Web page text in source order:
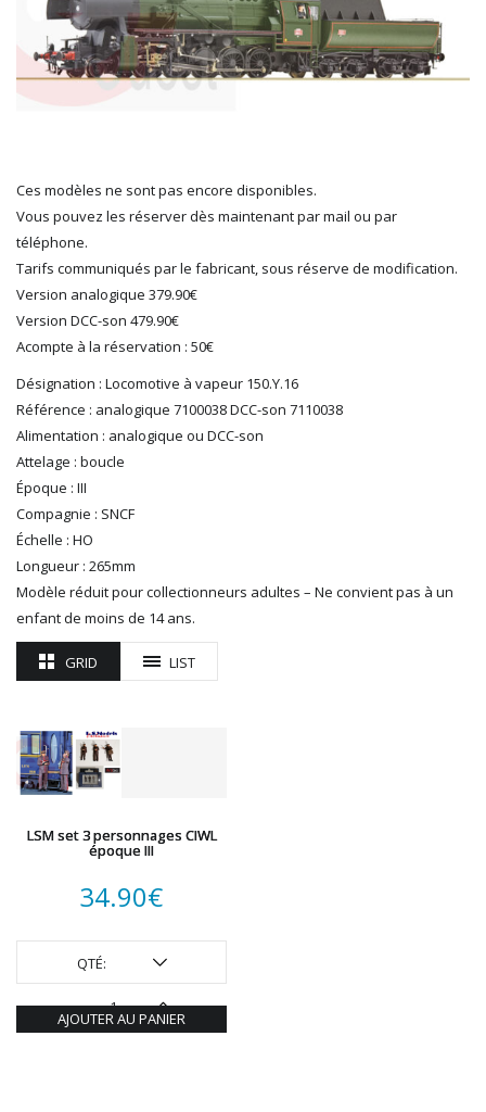
HERKAT
HUMBROL
ITALERI
JOUEF
MAKETTE
MARLKIN
MKD
NOREV
NOVATEUR MODELES
PECO
PG mini
PIKO
PN SUD MODELISME
PREISER
PRINCE AUGUST
R37
REDUTEX
REE
RÉGIONS ET COMPAGNIES
ROCO
ROTOMAGUS
ROUTE 87
SAI
TORTOISE
TRAINS OUEST
Trains-O-Matic
VIESSMANN
WOODLAND SCENICS
Ces modèles ne sont pas encore disponibles.
Vous pouvez les réserver dès maintenant par mail ou par
téléphone.
Tarifs communiqués par le fabricant, sous réserve de modification.
Version analogique 379.90€
Version DCC-son 479.90€
Acompte à la réservation : 50€
Désignation : Locomotive à vapeur 150.Y.16
Référence : analogique 7100038 DCC-son 7110038
Alimentation : analogique ou DCC-son
Attelage : boucle
Époque : III
Compagnie : SNCF
Échelle : HO
Longueur : 265mm
Modèle réduit pour collectionneurs adultes – Ne convient pas à un
enfant de moins de 14 ans.
GRID LIST
LSM set 3 personnages CIWL
époque III
34.90€
QTÉ:
AJOUTER AU PANIER